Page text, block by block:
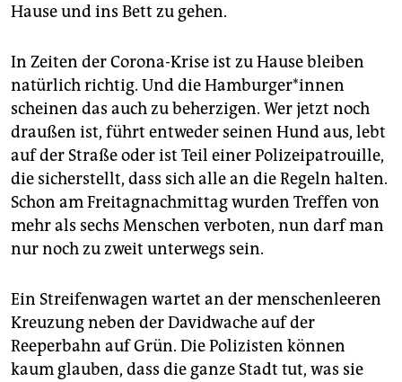
genossenschaft
epaper login
Hause und ins Bett zu gehen.
In Zeiten der Corona-Krise ist zu Hause bleiben
natürlich richtig. Und die Hamburger*innen
scheinen das auch zu beherzigen. Wer jetzt noch
draußen ist, führt entweder seinen Hund aus, lebt
auf der Straße oder ist Teil einer Polizeipatrouille,
die sicherstellt, dass sich alle an die Regeln halten.
Schon am Freitagnachmittag wurden Treffen von
mehr als sechs Menschen verboten, nun darf man
nur noch zu zweit unterwegs sein.
Ein Streifenwagen wartet an der menschenleeren
Kreuzung neben der Davidwache auf der
Reeperbahn auf Grün. Die Polizisten können
kaum glauben, dass die ganze Stadt tut, was sie